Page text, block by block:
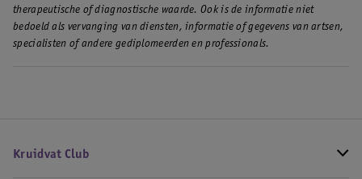
therapeutische of diagnostische waarde. Ook is de informatie niet
bedoeld als vervanging van diensten, informatie of gegevens van artsen,
specialisten of andere gediplomeerden en professionals.
Kruidvat Club